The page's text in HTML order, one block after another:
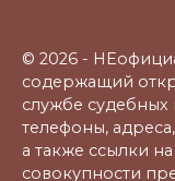
© 2026 -
содержащий
службе судебных
телефоны,
а также ссылки
совокупности